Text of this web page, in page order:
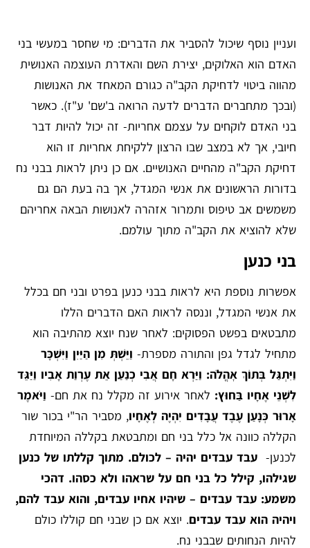
ועניין נוסף שיכול להסביר את הדברים: מי שחסר במעשי בני
האדם הוא האלוקים, יצירת השם והאדרת העוצמה האנושית
מהווה ביטוי לדחיקת הקב"ה כגורם המאחד את האנושות
(ובכך מתחברים הדברים לדעה הרואה ב'שם' ע"ז). כאשר
בני האדם לוקחים על עצמם אחריות- זה יכול להיות דבר
חיובי, אך לא במצב שבו הרצון ללקיחת אחריות זו הוא
דחיקת הקב"ה מהחיים האנושיים. אם כן ניתן לראות בבני נח
בדורות הראשונים את אנשי המגדל, אך בה בעת הם גם
משמשים אב טיפוס ותמרור אזהרה לאנושות הבאה אחריהם
שלא להוציא את הקב"ה מתוך עולמם.
בני כנען
אפשרות נוספת היא לראות בבני כנען בפרט ובני חם בכלל
את אנשי המגדל, וננסה לראות האם הדברים הללו
מתבטאים בפשט הפסוקים: לאחר שנח יוצא מהתיבה הוא
מתחיל לגדל גפן והתורה מספרת- וַיֵּשְׁתְּ מִן הַיַּיִן וַיִּשְׁכָּר
וַיִּתְגַּל בְּתוֹךְ אהֳלֹה: וַיַּרְא חָם אֲבִי כְנַעַן אֵת עֶרְוַת אָבִיו וַיַּגֵּד
לִשְׁנֵי אֶחָיו בַּחוּץ: לאחר אירוע זה מקלל נח את חם- וַיֹּאמֶר
אָרוּר כְּנָעַן עֶבֶד עֲבָדִים יִהְיֶה לְאֶחָיו, מסביר הר"י בכור שור
הקללה כוונה אל כלל בני חם ומתבטאת בקללה המיוחדת
לכנען- עבד עבדים יהיה – לכולם. מתוך קללתו של כנען
שגילהו, קילל כל בני חם על שראהו ולא כסהו. דהכי
משמע: עבד עבדים – שיהיו אחיו עבדים, והוא עבד להם,
ויהיה הוא עבד עבדים. יוצא אם כן שבני חם קוללו כולם
להיות הנחותים שבבני נח.